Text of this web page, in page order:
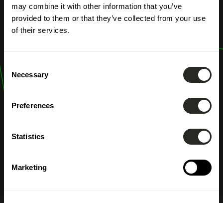
may combine it with other information that you’ve
provided to them or that they’ve collected from your use
of their services.
Selection
Necessary
Preferences
Statistics
Marketing